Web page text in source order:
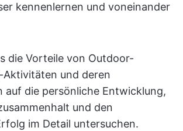
kennenlernen und voneinander
die Vorteile von Outdoor-
Aktivitäten und deren
auf die persönliche Entwicklung,
und den
im Detail untersuchen.